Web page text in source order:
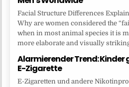
Facial Structure Differences
Why are women considered the
when in most animal species it is
more elaborate and visually
Alarmierender Trend: Kinder
E-Zigarette
E-Zigaretten und andere